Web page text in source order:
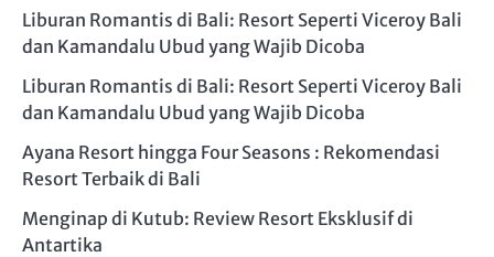
Liburan Romantis di Bali: Resort Seperti Viceroy Bali
dan Kamandalu Ubud yang Wajib Dicoba
Liburan Romantis di Bali: Resort Seperti Viceroy Bali
dan Kamandalu Ubud yang Wajib Dicoba
Ayana Resort hingga Four Seasons : Rekomendasi
Resort Terbaik di Bali
Menginap di Kutub: Review Resort Eksklusif di
Antartika